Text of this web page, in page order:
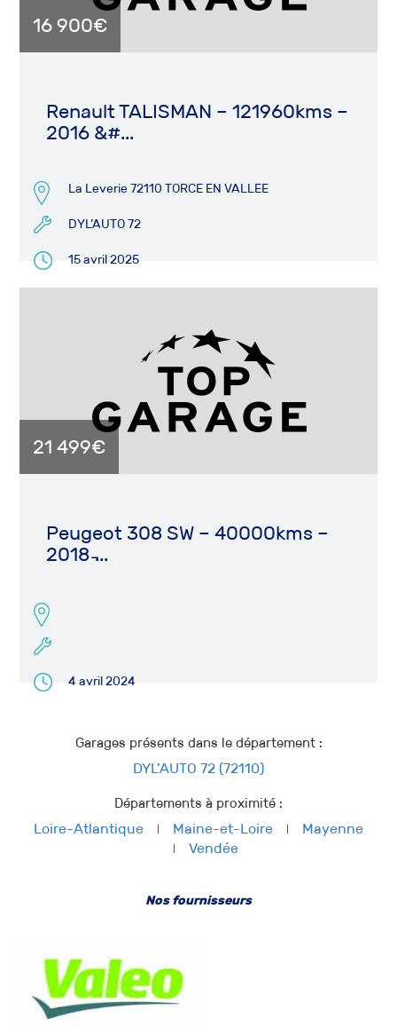
16 900€
Renault TALISMAN – 121960kms –
2016 &#...
La Leverie 72110 TORCE EN VALLEE
DYL’AUTO 72
15 avril 2025
21 499€
Peugeot 308 SW – 40000kms –
2018 ̵...
4 avril 2024
Garages présents dans le département :
DYL’AUTO 72 (72110)
Départements à proximité :
Loire-Atlantique
Maine-et-Loire
Mayenne
Vendée
Nos fournisseurs